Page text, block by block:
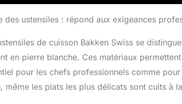
effort et le nettoyage
fabriqué en acier au
de cuisson est conçu
professionnelles et
fiable et d'une qualité
température jusqu'à
plateau empilable de
l'espace précieux
des ustensiles : répond aux exigeances
de cuisson Bakken Swiss se
en pierre blanche. Ces matériaux
pour les chefs professionnels comme
même les plats les plus délicats sont cuits à